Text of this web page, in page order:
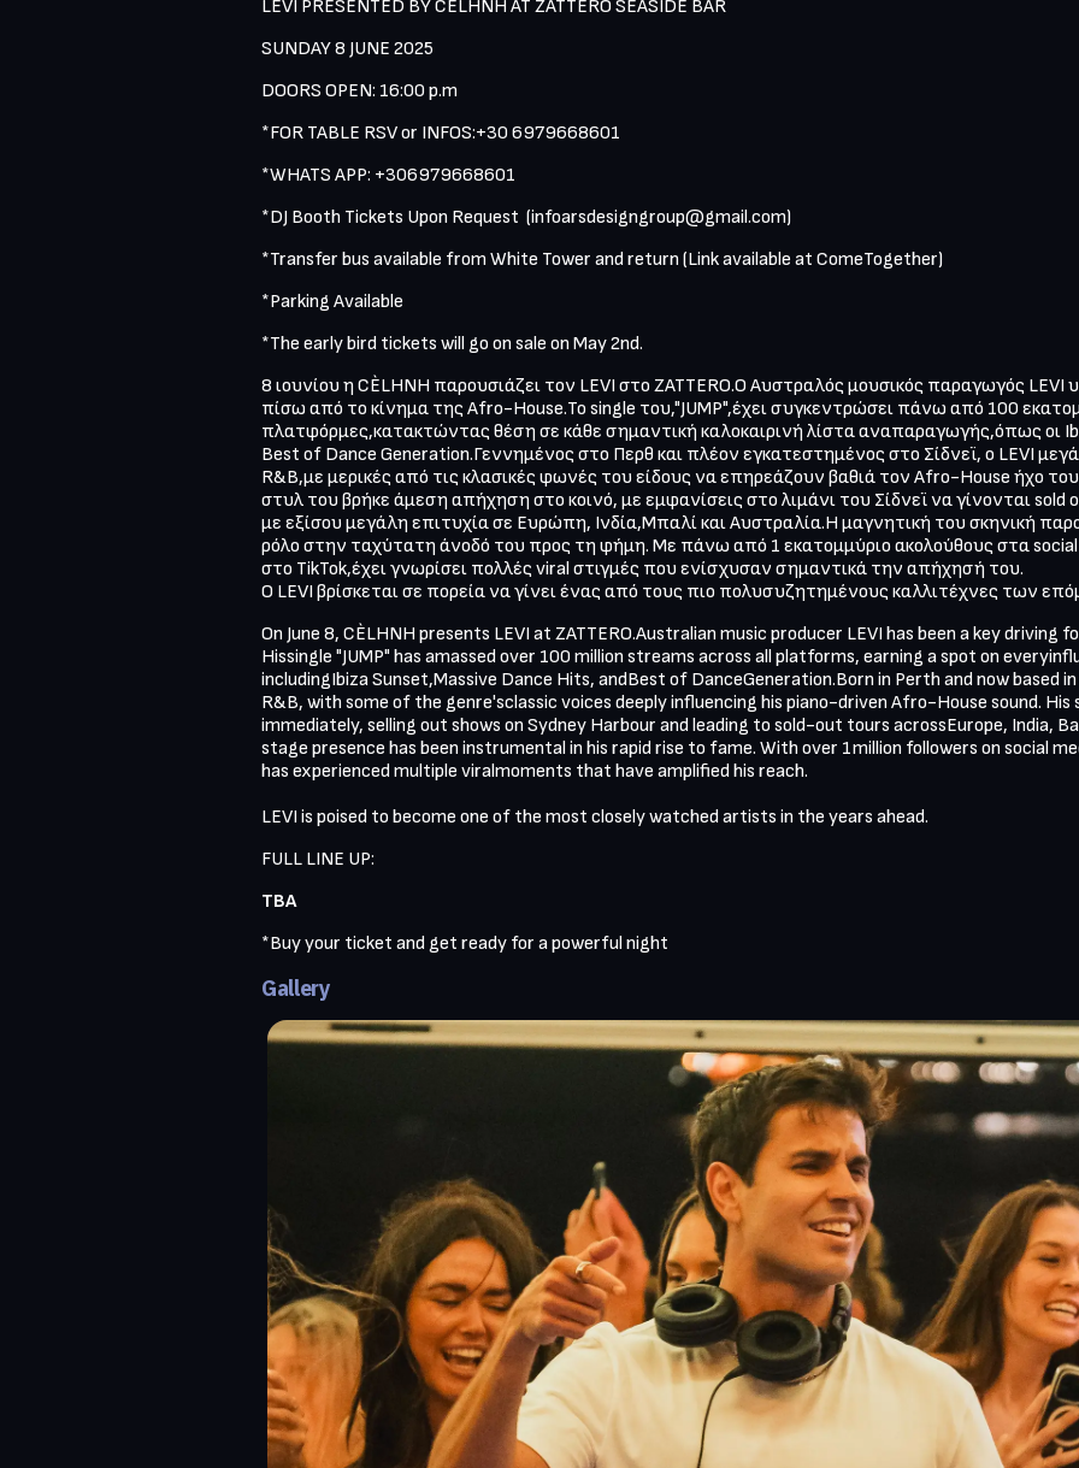
LEVI PRESENTED BY CÈLHNH AT ZATTERO SEASIDE BAR
SUNDAY 8 JUNE 2025
DOORS OPEN: 16:00 p.m
*FOR TABLE RSV or INFOS:+30 6979668601
*WHATS APP: +306979668601
*DJ Booth Tickets Upon Request  (infoarsdesigngroup@gmail.com)
*Transfer bus available from White Tower and return (Link available at ComeTogether)
*Parking Available
*The early bird tickets will go on sale on May 2nd.
8 ιουνίου η CÈLHNH παρουσιάζει τον LEVI στο ΖΑΤΤΕRO.Ο Αυστραλός μουσικός παραγωγός LEVI
πίσω από το κίνημα της Afro-House.Το single του,"JUMP",έχει συγκεντρώσει πάνω από 100
πλατφόρμες,κατακτώντας θέση σε κάθε σημαντική καλοκαιρινή λίστα αναπαραγωγής,όπως οι
Best of Dance Generation.Γεννημένος στο Περθ και πλέον εγκατεστημένος στο Σίδνεϊ, ο LEVI
R&B,με μερικές από τις κλασικές φωνές του είδους να επηρεάζουν βαθιά τον Afro-House ήχο
στυλ του βρήκε άμεση απήχηση στο κοινό, με εμφανίσεις στο λιμάνι του Σίδνεϊ να γίνονται
με εξίσου μεγάλη επιτυχία σε Ευρώπη, Ινδία,Μπαλί και Αυστραλία.Η μαγνητική του σκηνική
ρόλο στην ταχύτατη άνοδό του προς τη φήμη. Με πάνω από 1 εκατομμύριο ακολούθους στα social
στο TikTok,έχει γνωρίσει πολλές viral στιγμές που ενίσχυσαν σημαντικά την απήχησή του.
Ο LEVI βρίσκεται σε πορεία να γίνει ένας από τους πιο πολυσυζητημένους καλλιτέχνες των
On June 8, CÈLHNH presents LEVI at ZATTERO.Australian music producer LEVI has been a key
Hissingle "JUMP" has amassed over 100 million streams across all platforms, earning a spot on
includingIbiza Sunset,Massive Dance Hits, andBest of DanceGeneration.Born in Perth and now based
R&B, with some of the genre'sclassic voices deeply influencing his piano-driven Afro-House sound.
immediately, selling out shows on Sydney Harbour and leading to sold-out tours acrossEurope, India,
stage presence has been instrumental in his rapid rise to fame. With over 1million followers on social
has experienced multiple viralmoments that have amplified his reach.
LEVI is poised to become one of the most closely watched artists in the years ahead.
FULL LINE UP:
ΤΒΑ
*Buy your ticket and get ready for a powerful night
Gallery